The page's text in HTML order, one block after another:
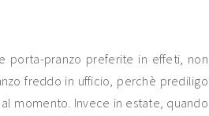
porta-pranzo preferite in effeti, non
freddo in ufficio, perchè prediligo
momento. Invece in estate, quando